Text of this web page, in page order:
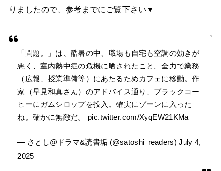
りましたので、参考までにご覧下さい▼
「問題。」は、酷暑の中、職場も自宅も空調の効きが
悪く、室内熱中症の危機に晒されたこと。全力で業務
（広報、授業準備等）にあたるためカフェに移動。作
家（早見和真さん）のアドバイス通り、ブラックコー
ヒーにガムシロップを投入。確実にゾーンに入った
ね。確かに無敵だ。 pic.twitter.com/XyqEW21KMa
— さとし@ドラマ&読書垢 (@satoshi_readers)July 4,
2025